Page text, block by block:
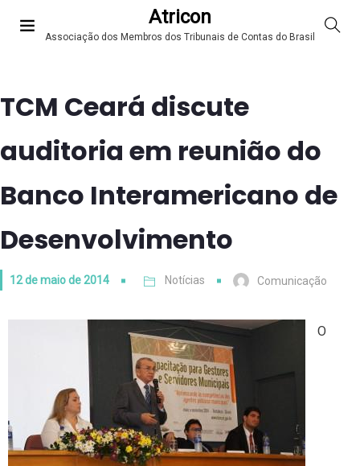
Atricon
Associação dos Membros dos Tribunais de Contas do Brasil
TCM Ceará discute
auditoria em reunião do
Banco Interamericano de
Desenvolvimento
12 de maio de 2014 Notícias Comunicação
O